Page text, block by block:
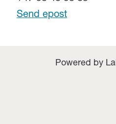
Send epost
Powered by